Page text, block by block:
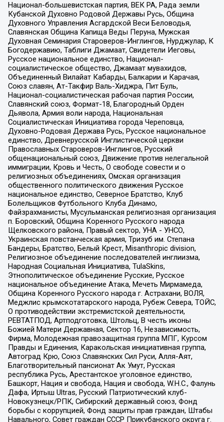
Национал-большевистская партия, ВЕК РА, Рада земли
Кубанской Духовно Родовой Державы Русь, Община
Духовного Управления Асгардской Веси Беловодья,
Славянская Община Капища Веды Перуна, Мужская
Духовная Семинария Староверов-Инглингов, Нурджулар, К
Богодержавию, Таблиги Джамаат, Свидетели Иеговы,
Русское национальное единство, Национал-
социалистическое общество, Джамаат мувахидов,
Объединенный Вилайат Кабарды, Балкарии и Карачая,
Союз славян, Ат-Такфир Валь-Хиджра, Пит Буль,
Национал-социалистическая рабочая партия России,
Славянский союз, Формат-18, Благородный Орден
Дьявола, Армия воли народа, Национальная
Социалистическая Инициатива города Череповца,
Духовно-Родовая Держава Русь, Русское национальное
единство, Древнерусской Инглистической церкви
Православных Староверов-Инглингов, Русский
общенациональный союз, Движение против нелегальной
иммиграции, Кровь и Честь, О свободе совести и о
религиозных объединениях, Омская организация
общественного политического движения Русское
национальное единство, Северное Братство, Клуб
Болельщиков Футбольного Клуба Динамо,
Файзрахманисты, Мусульманская религиозная организация
п. Боровский, Община Коренного Русского народа
Щелковского района, Правый сектор, УНА - УНСО,
Украинская повстанческая армия, Тризуб им. Степана
Бандеры, Братство, Белый Крест, Misanthropic division,
Религиозное объединение последователей инглиизма,
Народная Социальная Инициатива, TulaSkins,
Этнополитическое объединение Русские, Русское
национальное объединение Атака, Мечеть Мирмамеда,
Община Коренного Русского народа г. Астрахани, ВОЛЯ,
Меджлис крымскотатарского народа, Рубеж Севера, ТОЙС,
О противодействии экстремистской деятельности,
РЕВТАТПОД, Артподготовка, Штольц, В честь иконы
Божией Матери Державная, Сектор 16, Независимость,
Фирма, Молодежная правозащитная группа МПГ, Курсом
Правды и Единения, Каракольская инициативная группа,
Автоград Крю, Союз Славянских Сил Руси, Алля-Аят,
Благотворительный пансионат Ак Умут, Русская
республика Русь, Арестантское уголовное единство,
Башкорт, Нация и свобода, Нация и свобода, W.H.С., Фалунь
Дафа, Иртыш Ultras, Русский Патриотический клуб-
Новокузнецк/РПК, Сибирский державный союз, Фонд
борьбы с коррупцией, Фонд защиты прав граждан, Штабы
Навального, Совет граждан СССР Прикубанского округа г.